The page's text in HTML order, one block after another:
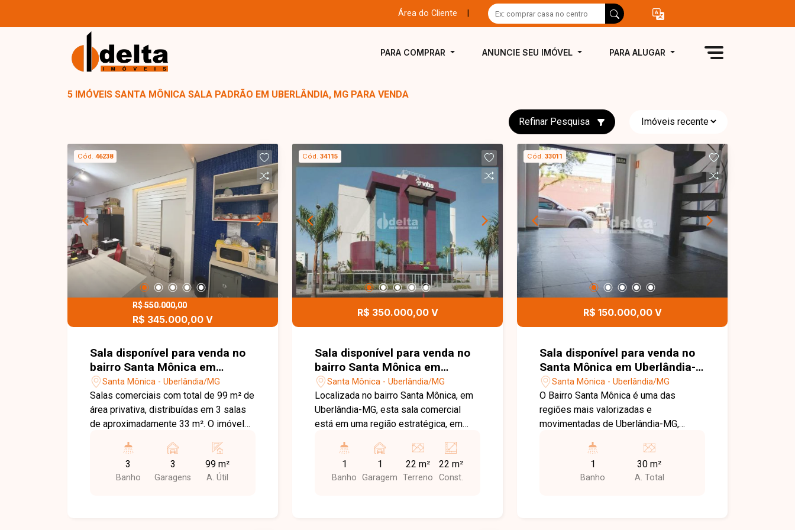
Área do Cliente
PARA COMPRAR ANUNCIE SEU IMÓVEL PARA ALUGAR
5 IMÓVEIS SANTA MÔNICA SALA PADRÃO EM UBERLÂNDIA, MG PARA VENDA
Refinar Pesquisa
Cód. 46238
R$ 550.000,00
R$ 345.000,00 V
Sala disponível para venda no
bairro Santa Mônica em
Uberlândia-MG
Santa Mônica - Uberlândia/MG
Salas comerciais com total de 99 m² de
área privativa, distribuídas em 3 salas
de aproximadamente 33 m². O imóvel
situado em condomínio com portaria 24
horas, oferecendo segurança e
praticidade em localização privilegiada.
3
Banho
3
Garagens
99 m²
A. Útil
Cód. 34115
R$ 350.000,00 V
Sala disponível para venda no
bairro Santa Mônica em
Uberlândia-MG
Santa Mônica - Uberlândia/MG
Localizada no bairro Santa Mônica, em
Uberlândia-MG, esta sala comercial
está em uma região estratégica, em
acesso às principais avenidas da
cidade e cercada por clínicas, hospitais,
comércios e diversos serviços,
1
Banho
1
Garagem
22 m²
Terreno
22 m²
Const.
Cód. 33011
R$ 150.000,00 V
Sala disponível para venda no
Santa Mônica em Uberlândia-
MGSanta Mônica - Uberlândia/MG
O Bairro Santa Mônica é uma das
regiões mais valorizadas e
movimentadas de Uberlândia-MG,
comercial, grande fluxo de pessoas e
fácil acesso às principais vias da
cidade. O bairro conta com ampla
1
Banho
30 m²
A. Total